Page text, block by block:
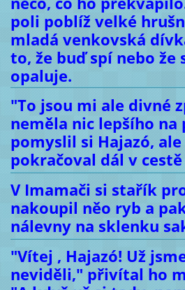
poli poblíž velké
mladá venkovská
to, že buď spí nebo že
opaluje.
"To jsou mi ale divné
neměla nic lepšího na
pomyslil si Hajazó,
pokračoval dál v
V Imamači si stařík
nakoupil něo ryb a
nálevny na sklenku
"Vítej , Hajazó! Už
neviděli," přivítal ho